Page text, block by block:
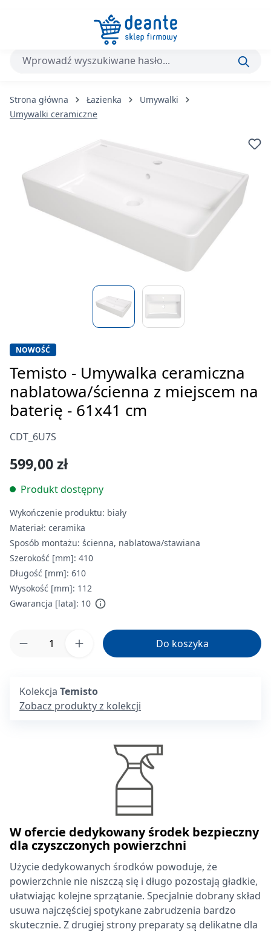
Przejdź do głównej zawartości
Strona główna Łazienka
Umywalki
Umywalki ceramiczne
W ofercie dedykowany środek bezpieczny
dla czyszczonych powierzchni
Użycie dedykowanych środków powoduje, że
powierzchnie nie niszczą się i długo pozostają gładkie,
ułatwiając kolejne sprzątanie. Specjalnie dobrany skład
usuwa najczęściej spotykane zabrudzenia bardzo
skutecznie. Z drugiej strony preparaty są delikatne dla
NOWOŚĆ
Temisto - Umywalka ceramiczna
nablatowa/ścienna z miejscem na
baterię - 61x41 cm
CDT_6U7S
599,00 zł
Produkt dostępny
Wykończenie produktu: biały
Materiał: ceramika
Sposób montażu: ścienna, nablatowa/stawiana
Szerokość [mm]: 410
Długość [mm]: 610
Wysokość [mm]: 112
Gwarancja [lata]: 10
Ilość produktu: Wprowadź żądaną ilość
Do koszyka
Kolekcja Temisto
Zobacz produkty z kolekcji